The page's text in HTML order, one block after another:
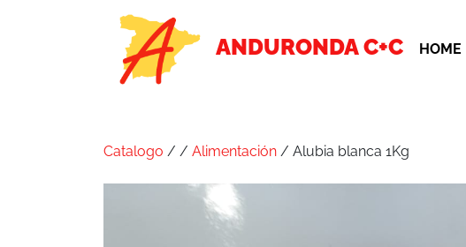
ANDURONDA C+C HOME
Catalogo / / Alimentación / Alubia blanca 1Kg